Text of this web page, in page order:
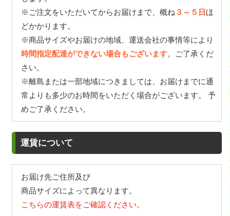
※ご注文をいただいてからお届けまで、概ね ３～５日ほ
どかかります。
※商品サイズやお届けの地域、運送会社の事情等により
時間指定配達ができない場合もございます。ご了承くだ
さい。
※離島または一部地域につきましては、お届けまでに通
常よりも多少のお時間をいただく場合がございます。 予
めご了承ください。
運賃について
お届け先ご住所及び
商品サイズによって異なります。
こちらの運賃表をご確認ください。